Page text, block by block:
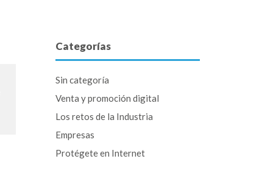
Categorías
Sin categoría
Venta y promoción digital
Los retos de la Industria
Empresas
Protégete en Internet